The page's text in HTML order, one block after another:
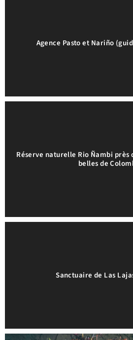
Agence Pasto et Nariño
Réserve naturelle Rio Ñambi près
belles de
Sanctuaire de Las